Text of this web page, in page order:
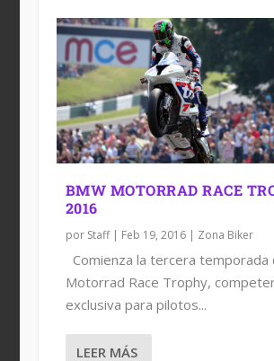
BMW MOTORRAD RACE
2016
por Staff| Feb 19, 2016| Zona Biker
Comienza la tercera temporada
Motorrad Race Trophy,
exclusiva para pilotos...
LEER MÁS